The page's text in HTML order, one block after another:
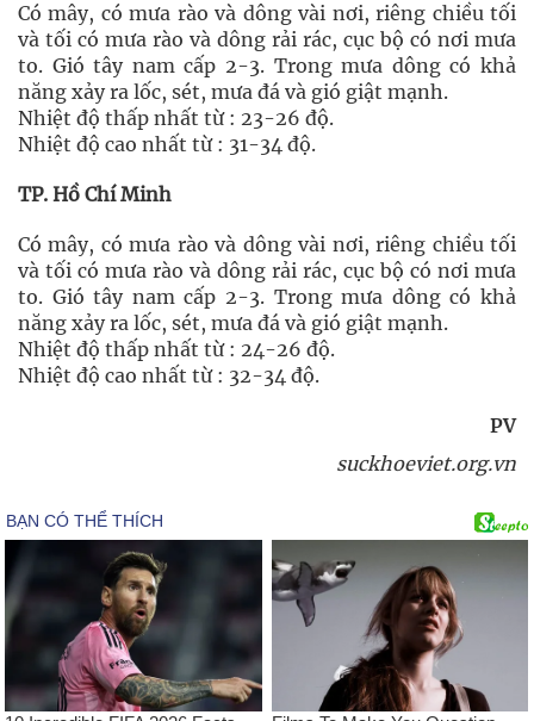
Có mây, có mưa rào và dông vài nơi, riêng chiều tối
và tối có mưa rào và dông rải rác, cục bộ có nơi mưa
to. Gió tây nam cấp 2-3. Trong mưa dông có khả
năng xảy ra lốc, sét, mưa đá và gió giật mạnh.
Nhiệt độ thấp nhất từ : 23-26 độ.
Nhiệt độ cao nhất từ : 31-34 độ.
TP. Hồ Chí Minh
Có mây, có mưa rào và dông vài nơi, riêng chiều tối
và tối có mưa rào và dông rải rác, cục bộ có nơi mưa
to. Gió tây nam cấp 2-3. Trong mưa dông có khả
năng xảy ra lốc, sét, mưa đá và gió giật mạnh.
Nhiệt độ thấp nhất từ : 24-26 độ.
Nhiệt độ cao nhất từ : 32-34 độ.
PV
suckhoeviet.org.vn